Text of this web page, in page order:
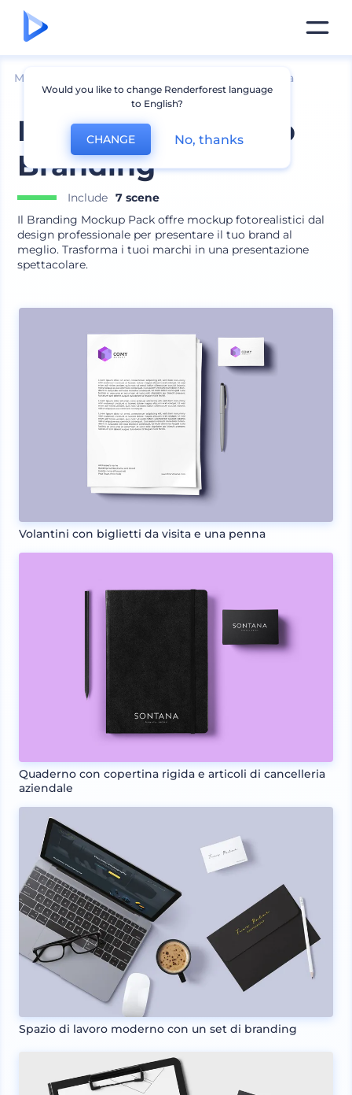
Mockup Mockup di Cancelleria
Pacchetto Mockup
Branding
Include 7 scene
Il Branding Mockup Pack offre mockup fotorealistici dal
design professionale per presentare il tuo brand al
meglio. Trasforma i tuoi marchi in una presentazione
spettacolare.
Volantini con biglietti da visita e una penna
Quaderno con copertina rigida e articoli di cancelleria
aziendale
Spazio di lavoro moderno con un set di branding
Would you like to change Renderforest language
to English?
CHANGE No, thanks